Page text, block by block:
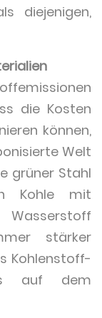
diejenigen,
die Kosten
können,
Welt
grüner Stahl
Kohle mit
stärker
Kohlenstoff-
auf dem